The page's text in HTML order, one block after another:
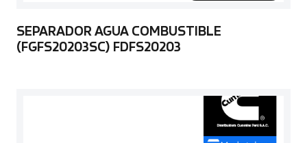
SEPARADOR AGUA COMBUSTIBLE
(FGFS20203SC) FDFS20203